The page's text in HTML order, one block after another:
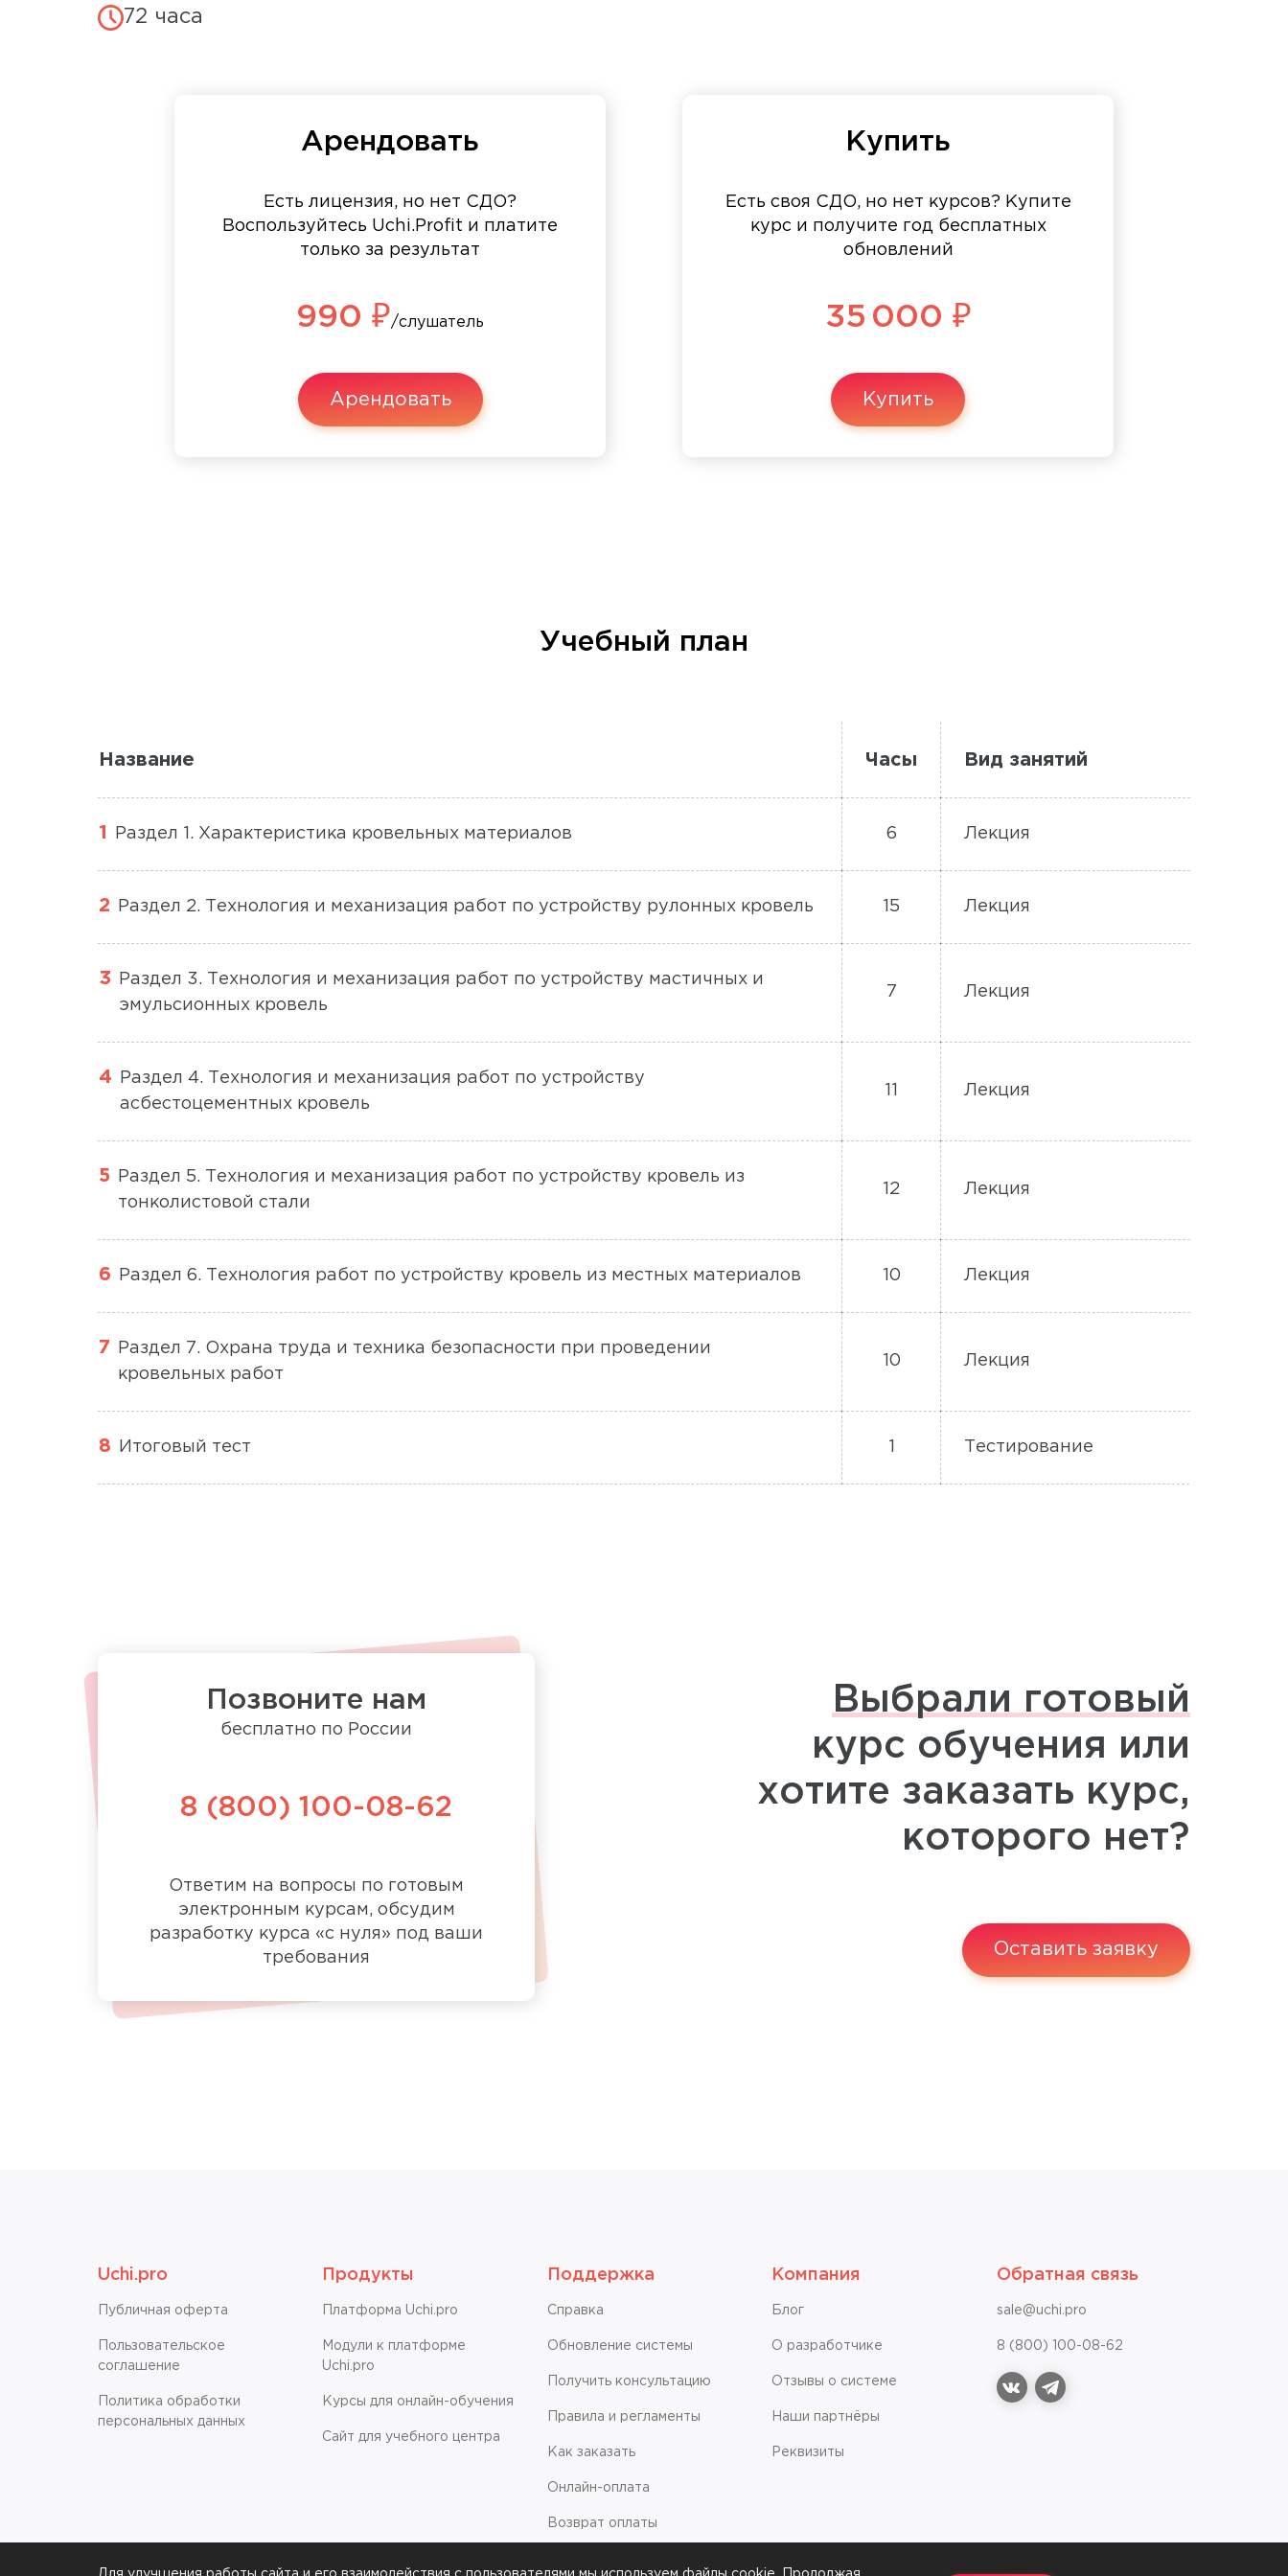
72 часа
Арендовать
Есть лицензия, но нет СДО?
Воспользуйтесь Uchi.Profit и платите
только за результат
990 ₽/слушатель
Арендовать
Купить
Есть своя СДО, но нет курсов? Купите
курс и получите год бесплатных
обновлений
35 000 ₽
Купить
Учебный план
Название Часы Вид занятий
Раздел 1. Характеристика кровельных материалов 6 Лекция
Раздел 2. Технология и механизация работ по устройству рулонных кровель 15 Лекция
Раздел 3. Технология и механизация работ по устройству мастичных и
эмульсионных кровель
7 Лекция
Раздел 4. Технология и механизация работ по устройству
асбестоцементных кровель
Лекция
Раздел 5. Технология и механизация работ по устройству кровель из
тонколистовой стали
12 Лекция
Раздел 6. Технология работ по устройству кровель из местных материалов 10 Лекция
Раздел 7. Охрана труда и техника безопасности при проведении
кровельных работ
10 Лекция
Итоговый тест Тестирование
Выбрали готовый
курс обучения или
хотите заказать курс,
которого нет?
Оставить заявку
Позвоните нам
бесплатно по России
8 (800) 100-08-62
Ответим на вопросы по готовым
электронным курсам, обсудим
разработку курса «с нуля» под ваши
требования
Uchi.pro
Публичная оферта
Пользовательское
соглашение
Политика обработки
персональных данных
Продукты
Платформа Uchi.pro
Модули к платформе
Uchi.pro
Курсы для онлайн-обучения
Сайт для учебного центра
Поддержка
Справкa
Обновление системы
Получить консультацию
Правила и регламенты
Как заказать
Онлайн-оплата
Возврат оплаты
Компания
Блог
О разработчике
Отзывы о системе
Наши партнёры
Реквизиты
Обратная связь
sale@uchi.pro
8 (800) 100-08-62
vk telegram